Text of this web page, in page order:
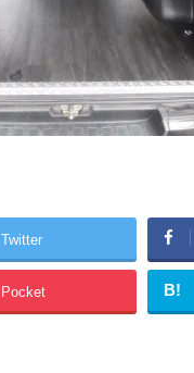
Twitter
Pocket B!